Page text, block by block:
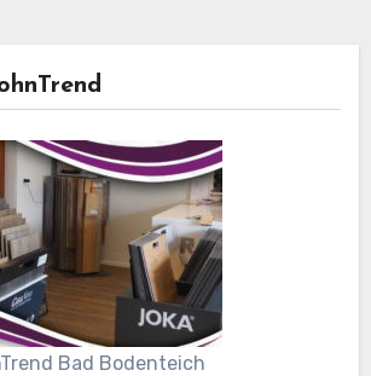
Bad Bodenteich